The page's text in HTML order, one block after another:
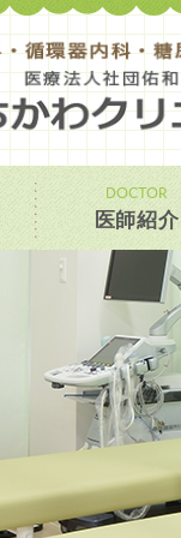
DOCTOR
医師紹介